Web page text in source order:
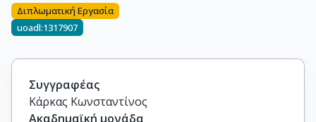
Διπλωματική Εργασία
uoadl:1317907
Συγγραφέας
Κάρκας Κωνσταντίνος
Ακαδημαϊκή μονάδα